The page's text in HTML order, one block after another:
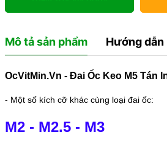
Mô tả sản phẩm Hướng dẫn
OcVitMin.Vn - Đai Ốc Keo M5 Tán
- Một số kích cỡ khác cùng loại đai ốc:
M2- M2.5- M3